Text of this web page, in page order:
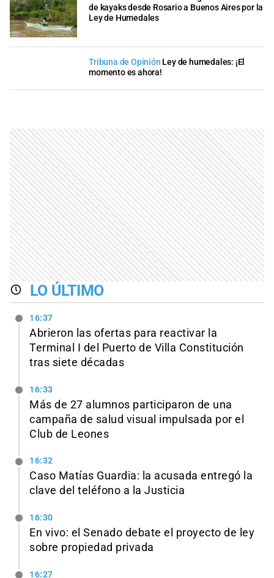
de kayaks desde Rosario a Buenos Aires por la
Ley de Humedales
Tribuna de Opinión Ley de humedales: ¡El
momento es ahora!
LO ÚLTIMO
16:37
Abrieron las ofertas para reactivar la
Terminal I del Puerto de Villa Constitución
tras siete décadas
16:33
Más de 27 alumnos participaron de una
campaña de salud visual impulsada por el
Club de Leones
16:32
Caso Matías Guardia: la acusada entregó la
clave del teléfono a la Justicia
16:30
En vivo: el Senado debate el proyecto de ley
sobre propiedad privada
16:27